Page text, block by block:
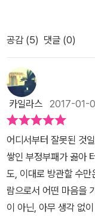
를 추구하며 공감하고
부처는 우리가 흔히
다. 상대방에게 사랑의
랑하고 포용하고 희생
고 주장하며 ‘공감의 뿌
방법을 일러준다. 생각할 때 비로소 학생이며, 교사이며, 시민이다! 이
책을 읽는 즐거움은 8
성과, 진정성에서 비롯
로 잘 알려진 운동가이
운동에 헌신해온 정성
중함을 알자는 것이다.
안다며, 싸구려 밥을 먹
때문이다. 철학을 가진
경전에서 이기겠다는
중심에 복속되는 질서
계를 맺는 생태주의적
7) 교사로 출발했던 나
칠 교 敎라는 한자에
기하는 사고는 의미있
무시가 더 큰 해악이...
한 지적 능력을 타고
학생의 잠재력을 무한
따라 각기 다르게 발현
스승이란 말이 좋다.아
공감 (5) 댓글 (0)
카일라스 2017-01-
어디서부터 잘못된 것
쌓인 부정부패가 곪아
도, 이대로 방관할 수
람으로서 어떤 마음을
이 아닌, 아무 생각 없